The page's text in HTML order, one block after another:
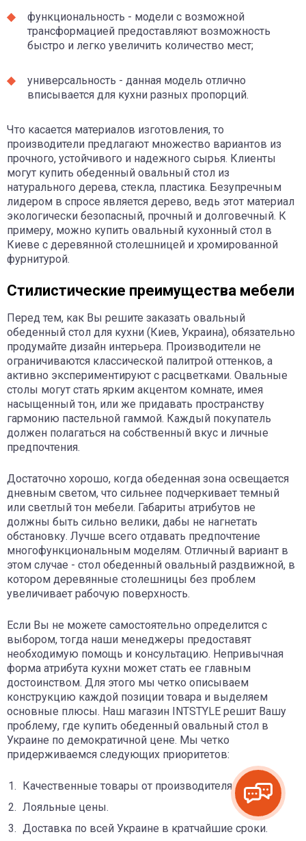
функциональность - модели с возможной
трансформацией предоставляют возможность
быстро и легко увеличить количество мест;
универсальность - данная модель отлично
вписывается для кухни разных пропорций.
Что касается материалов изготовления, то
производители предлагают множество вариантов из
прочного, устойчивого и надежного сырья. Клиенты
могут купить обеденный овальный стол из
натурального дерева, стекла, пластика. Безупречным
лидером в спросе является дерево, ведь этот материал
экологически безопасный, прочный и долговечный. К
примеру, можно купить овальный кухонный стол в
Киеве с деревянной столешницей и хромированной
фурнитурой.
Стилистические преимущества мебели
Перед тем, как Вы решите заказать овальный
обеденный стол для кухни (Киев, Украина), обязательно
продумайте дизайн интерьера. Производители не
ограничиваются классической палитрой оттенков, а
активно экспериментируют с расцветками. Овальные
столы могут стать ярким акцентом комнате, имея
насыщенный тон, или же придавать пространству
гармонию пастельной гаммой. Каждый покупатель
должен полагаться на собственный вкус и личные
предпочтения.
Достаточно хорошо, когда обеденная зона освещается
дневным светом, что сильнее подчеркивает темный
или светлый тон мебели. Габариты атрибутов не
должны быть сильно велики, дабы не нагнетать
обстановку. Лучше всего отдавать предпочтение
многофункциональным моделям. Отличный вариант в
этом случае - стол обеденный овальный раздвижной, в
котором деревянные столешницы без проблем
увеличивает рабочую поверхность.
Если Вы не можете самостоятельно определится с
выбором, тогда наши менеджеры предоставят
необходимую помощь и консультацию. Непривычная
форма атрибута кухни может стать ее главным
достоинством. Для этого мы четко описываем
конструкцию каждой позиции товара и выделяем
основные плюсы. Наш магазин INTSTYLE решит Вашу
проблему, где купить обеденный овальный стол в
Украине по демократичной цене. Мы четко
придерживаемся следующих приоритетов:
Качественные товары от производителя.
Лояльные цены.
Доставка по всей Украине в кратчайшие сроки.